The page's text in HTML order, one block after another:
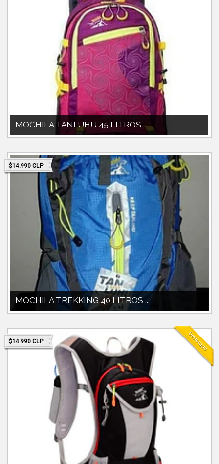
MOCHILA TANLUHU 45 LITROS
MOCHILA 45 LITROS TANLUHUCUBRE MOCHILABARRAS DE
$14.990 CLP
MOCHILA TREKKING 40 LITROS ...
MOCHILA 40 LITROSIDEAL PARA TREKKING DIARIO.CICLISMO, HIKKING,
$14.990 CLP Destacado